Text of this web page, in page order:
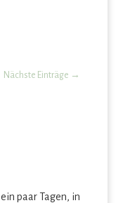
Nächste Einträge →
paar Tagen, in